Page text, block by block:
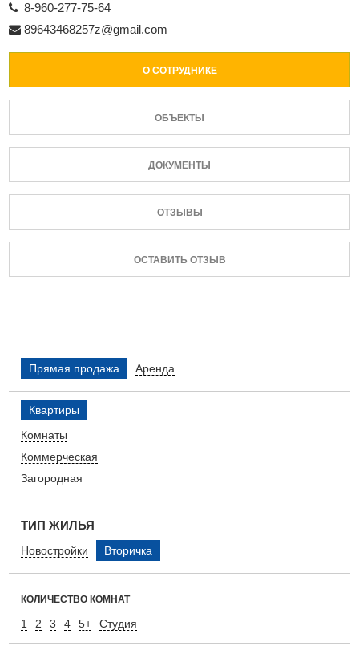
8-960-277-75-64
89643468257z@gmail.com
О СОТРУДНИКЕ
ОБЪЕКТЫ
ДОКУМЕНТЫ
ОТЗЫВЫ
ОСТАВИТЬ ОТЗЫВ
Прямая продажа Аренда
Квартиры
Комнаты
Коммерческая
Загородная
ТИП ЖИЛЬЯ
Новостройки Вторичка
КОЛИЧЕСТВО КОМНАТ
1 2 3 4 5+ Студия